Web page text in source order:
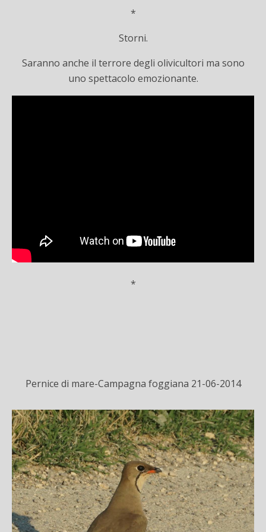
*
Storni.
Saranno anche il terrore degli olivicultori ma sono
uno spettacolo emozionante.
*
Pernice di mare-Campagna foggiana 21-06-2014